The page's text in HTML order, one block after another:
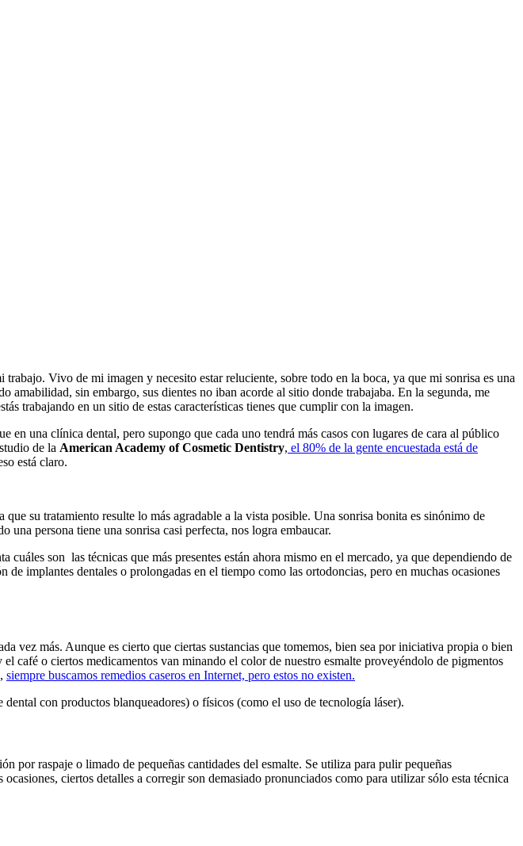
Vivo de mi imagen y necesito estar reluciente, sobre todo en la boca, ya que mi sonrisa es una
amabilidad, sin embargo, sus dientes no iban acorde al sitio donde trabajaba. En la segunda, me
trabajando en un sitio de estas características tienes que cumplir con la imagen.
en una clínica dental, pero supongo que cada uno tendrá más casos con lugares de cara al público
de la American Academy of Cosmetic Dentistry, el 80% de la gente encuestada está de
está claro.
su tratamiento resulte lo más agradable a la vista posible. Una sonrisa bonita es sinónimo de
una persona tiene una sonrisa casi perfecta, nos logra embaucar.
cuáles son las técnicas que más presentes están ahora mismo en el mercado, ya que dependiendo de
implantes dentales o prolongadas en el tiempo como las ortodoncias, pero en muchas ocasiones
vez más. Aunque es cierto que ciertas sustancias que tomemos, bien sea por iniciativa propia o bien
café o ciertos medicamentos van minando el color de nuestro esmalte proveyéndolo de pigmentos
siempre buscamos remedios caseros en Internet, pero estos no existen.
con productos blanqueadores) o físicos (como el uso de tecnología láser).
por raspaje o limado de pequeñas cantidades del esmalte. Se utiliza para pulir pequeñas
ciertos detalles a corregir son demasiado pronunciados como para utilizar sólo esta técnica